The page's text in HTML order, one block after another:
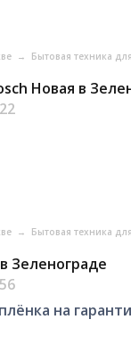
→ Бытовая техника
Новая в
→ Бытовая техника
Зеленограде
на